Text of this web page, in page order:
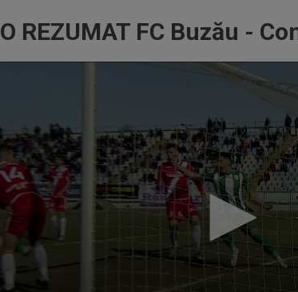
REZUMAT FC Buzău -